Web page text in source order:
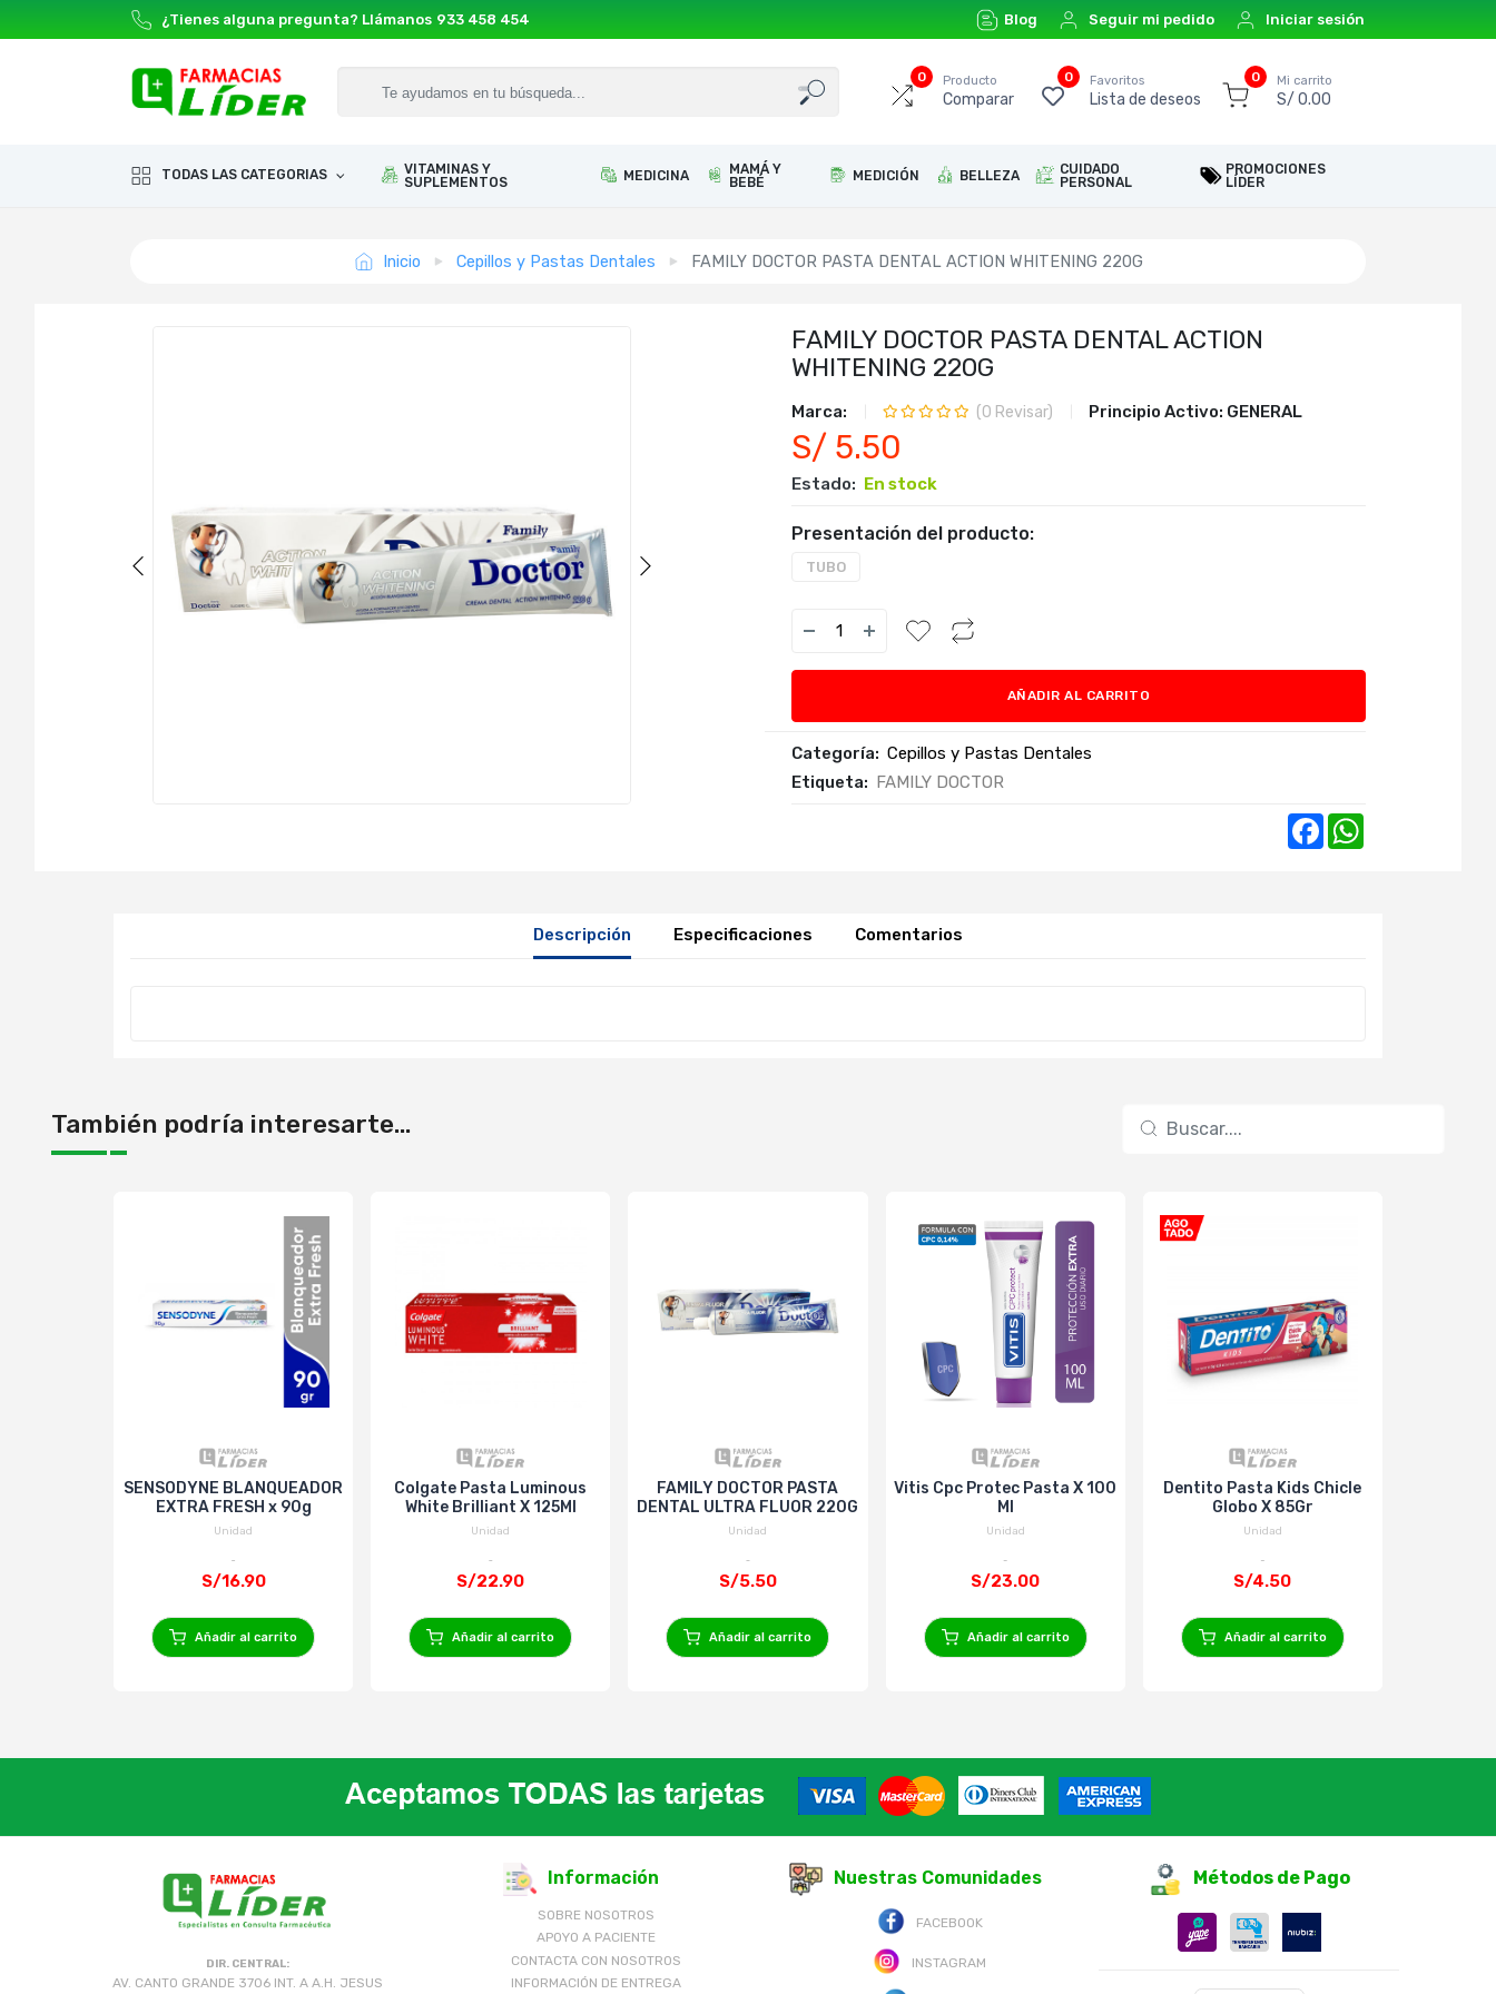
¿Tienes alguna pregunta? Llámanos 933 458 454 Blog Seguir mi pedido Iniciar sesión
0 Producto
Comparar
0 Favoritos
Lista de deseos
0 Mi carrito
S/ 0.00
TODAS LAS CATEGORIAS
VITAMINAS Y
SUPLEMENTOS
MEDICINA
MAMÁ Y
BEBÉ
MEDICIÓN BELLEZA
CUIDADO
PERSONAL
PROMOCIONES
LÍDER
Inicio Cepillos y Pastas Dentales FAMILY DOCTOR PASTA DENTAL ACTION WHITENING 220G
FAMILY DOCTOR PASTA DENTAL ACTION
WHITENING 220G
Marca: (0 Revisar) Principio Activo: GENERAL
S/ 5.50
Estado: En stock
Presentación del producto:
TUBO
AÑADIR AL CARRITO
Categoría: Cepillos y Pastas Dentales
Etiqueta: FAMILY DOCTOR
Facebook
Descripción Especificaciones Comentarios
También podría interesarte...
SENSODYNE BLANQUEADOR
EXTRA FRESH x 90g
Unidad
S/16.90
Añadir al carrito
Colgate Pasta Luminous
White Brilliant X 125Ml
Unidad
S/22.90
Añadir al carrito
FAMILY DOCTOR PASTA
DENTAL ULTRA FLUOR 220G
Unidad
S/5.50
Añadir al carrito
Vitis Cpc Protec Pasta X 100
Ml
Unidad
S/23.00
Añadir al carrito
Dentito Pasta Kids Chicle
Globo X 85Gr
Unidad
S/4.50
Añadir al carrito
DIR. CENTRAL:
AV. CANTO GRANDE 3706 INT. A A.H. JESUS
Información
SOBRE NOSOTROS
APOYO A PACIENTE
CONTACTA CON NOSOTROS
INFORMACIÓN DE ENTREGA
Nuestras Comunidades
FACEBOOK
INSTAGRAM
Métodos de Pago